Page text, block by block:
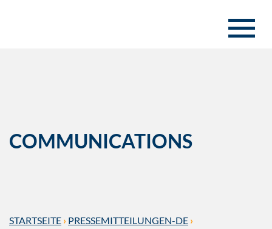
COMMUNICATIONS
STARTSEITE › PRESSEMITTEILUNGEN-DE ›